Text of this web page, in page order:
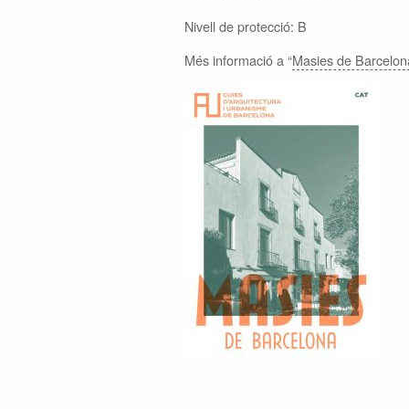
Nivell de protecció: B
Més informació a “Masies de